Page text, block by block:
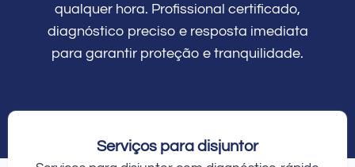
qualquer hora. Profissional certificado,
diagnóstico preciso e resposta imediata
para garantir proteção e tranquilidade.
Serviços para disjuntor